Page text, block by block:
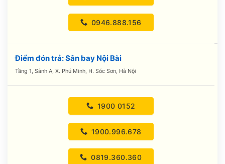
0946.888.156
Điểm đón trả: Sân bay Nội Bài
Tầng 1, Sảnh A, X. Phú Minh, H. Sóc Sơn, Hà Nội
1900 0152
1900.996.678
0819.360.360